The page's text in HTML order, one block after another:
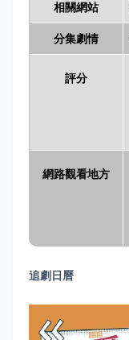
相關網站
分集劇情
評分
網路觀看地方
追劇日曆